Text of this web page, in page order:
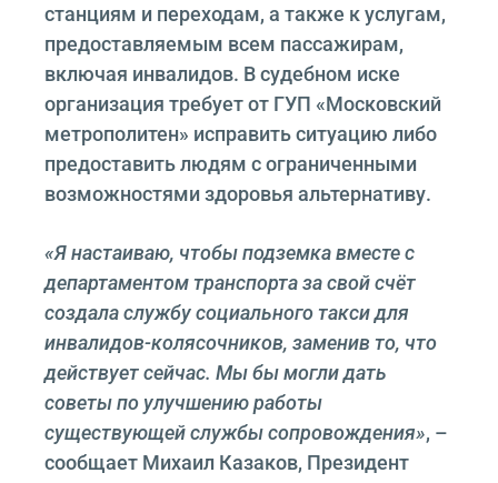
станциям и переходам, а также к услугам,
предоставляемым всем пассажирам,
включая инвалидов. В судебном иске
организация требует от ГУП «Московский
метрополитен» исправить ситуацию либо
предоставить людям с ограниченными
возможностями здоровья альтернативу.
«Я настаиваю, чтобы подземка вместе с
департаментом транспорта за свой счёт
создала службу социального такси для
инвалидов-колясочников, заменив то, что
действует сейчас. Мы бы могли дать
советы по улучшению работы
существующей службы сопровождения», –
сообщает Михаил Казаков, Президент